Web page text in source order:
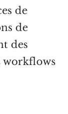
de
de
des
workflows